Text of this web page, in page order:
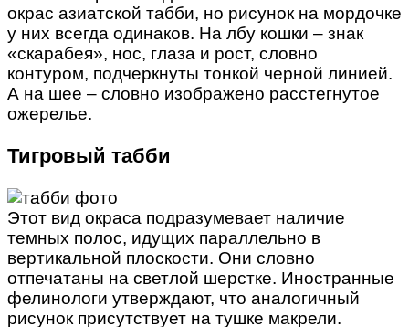
окрас азиатской табби, но рисунок на мордочке
у них всегда одинаков. На лбу кошки – знак
«скарабея», нос, глаза и рост, словно
контуром, подчеркнуты тонкой черной линией.
А на шее – словно изображено расстегнутое
ожерелье.
Тигровый табби
Этот вид окраса подразумевает наличие
темных полос, идущих параллельно в
вертикальной плоскости. Они словно
отпечатаны на светлой шерстке. Иностранные
фелинологи утверждают, что аналогичный
рисунок присутствует на тушке макрели.